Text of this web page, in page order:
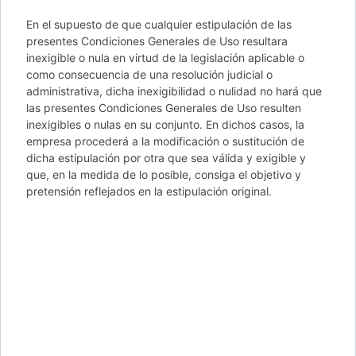
En el supuesto de que cualquier estipulación de las
presentes Condiciones Generales de Uso resultara
inexigible o nula en virtud de la legislación aplicable o
como consecuencia de una resolución judicial o
administrativa, dicha inexigibilidad o nulidad no hará que
las presentes Condiciones Generales de Uso resulten
inexigibles o nulas en su conjunto. En dichos casos, la
empresa procederá a la modificación o sustitución de
dicha estipulación por otra que sea válida y exigible y
que, en la medida de lo posible, consiga el objetivo y
pretensión reflejados en la estipulación original.